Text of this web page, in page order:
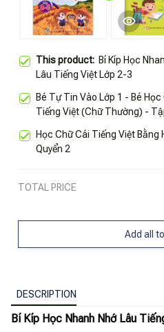
This product: Bí Kíp Học
Lâu Tiếng Việt Lớp 2-3
Bé Tự Tin Vào Lớp 1 - Bé Học
Tiếng Việt (Chữ Thường) -
Học Chữ Cái Tiếng Việt Bằng
Quyển 2
TOTAL PRICE
Add all
DESCRIPTION
Bí Kíp Học Nhanh Nhớ Lâu